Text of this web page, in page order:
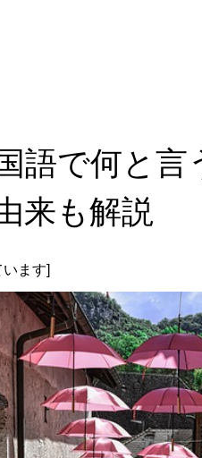
語で何と言
来も解説
ます]